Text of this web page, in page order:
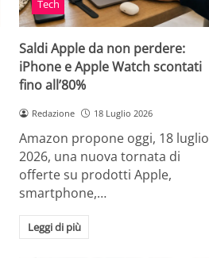
Tech
Saldi Apple da non perdere:
iPhone e Apple Watch scontati
fino all’80%
Redazione 18 Luglio 2026
Amazon propone oggi, 18 luglio
2026, una nuova tornata di
offerte su prodotti Apple,
smartphone,…
Leggi di più